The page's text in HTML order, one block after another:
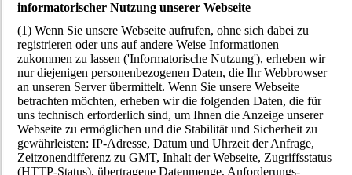
informatorischer Nutzung unserer Webseite
(1) Wenn Sie unsere Webseite aufrufen, ohne sich dabei zu
registrieren oder uns auf andere Weise Informationen
zukommen zu lassen ('Informatorische Nutzung'), erheben wir
nur diejenigen personenbezogenen Daten, die Ihr Webbrowser
an unseren Server übermittelt. Wenn Sie unsere Webseite
betrachten möchten, erheben wir die folgenden Daten, die für
uns technisch erforderlich sind, um Ihnen die Anzeige unserer
Webseite zu ermöglichen und die Stabilität und Sicherheit zu
gewährleisten: IP-Adresse, Datum und Uhrzeit der Anfrage,
Zeitzonendifferenz zu GMT, Inhalt der Webseite, Zugriffsstatus
(HTTP-Status), übertragene Datenmenge, Anforderungs-